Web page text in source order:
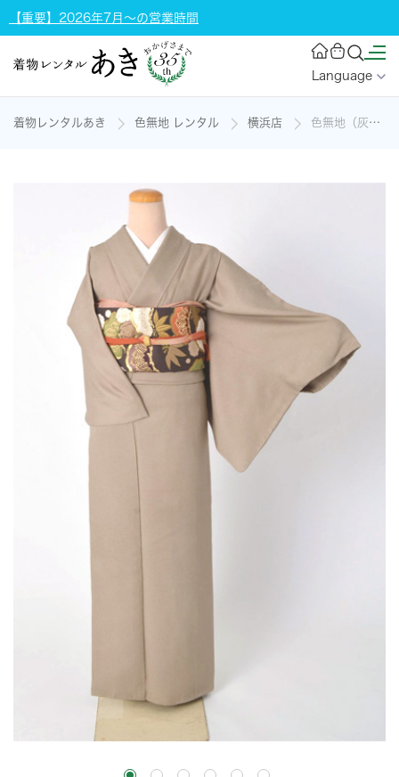
【重要】2026年7月～の営業時間
Language
着物レンタルあき 色無地 レンタル 横浜店 色無地（灰色に鮫小紋）[一つ紋]の着物レンタル